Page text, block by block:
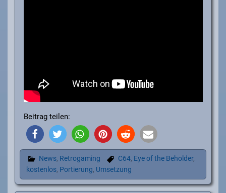
Beitrag teilen:
News, Retrogaming C64, Eye of the Beholder,
kostenlos, Portierung, Umsetzung